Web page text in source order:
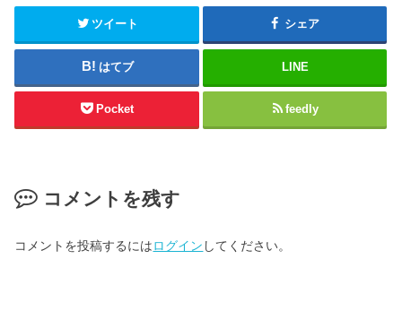
ツイート シェア
はてブ LINE
Pocket feedly
コメントを残す
コメントを投稿するにはログイン してください。